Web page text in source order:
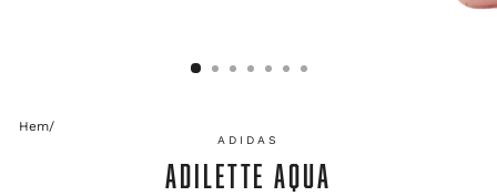
Hem/
ADIDAS
ADILETTE AQUA